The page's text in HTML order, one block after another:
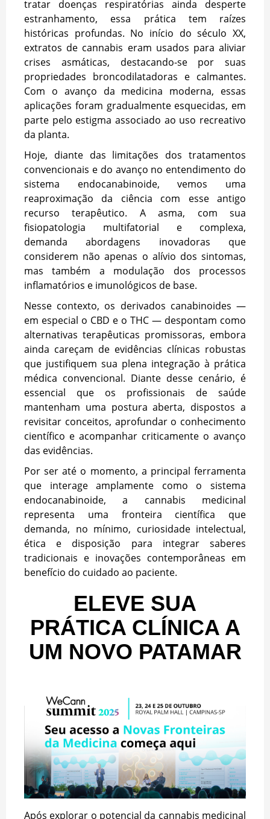
tratar doenças respiratórias ainda desperte
estranhamento, essa prática tem raízes
históricas profundas. No início do século XX,
extratos de cannabis eram usados para aliviar
crises asmáticas, destacando-se por suas
propriedades broncodilatadoras e calmantes.
Com o avanço da medicina moderna, essas
aplicações foram gradualmente esquecidas, em
parte pelo estigma associado ao uso recreativo
da planta.
Hoje, diante das limitações dos tratamentos
convencionais e do avanço no entendimento do
sistema endocanabinoide, vemos uma
reaproximação da ciência com esse antigo
recurso terapêutico. A asma, com sua
fisiopatologia multifatorial e complexa,
demanda abordagens inovadoras que
considerem não apenas o alívio dos sintomas,
mas também a modulação dos processos
inflamatórios e imunológicos de base.
Nesse contexto, os derivados canabinoides —
em especial o CBD e o THC — despontam como
alternativas terapêuticas promissoras, embora
ainda careçam de evidências clínicas robustas
que justifiquem sua plena integração à prática
médica convencional. Diante desse cenário, é
essencial que os profissionais de saúde
mantenham uma postura aberta, dispostos a
revisitar conceitos, aprofundar o conhecimento
científico e acompanhar criticamente o avanço
das evidências.
Por ser até o momento, a principal ferramenta
que interage amplamente como o sistema
endocanabinoide, a cannabis medicinal
representa uma fronteira científica que
demanda, no mínimo, curiosidade intelectual,
ética e disposição para integrar saberes
tradicionais e inovações contemporâneas em
benefício do cuidado ao paciente.
ELEVE SUA
PRÁTICA CLÍNICA A
UM NOVO PATAMAR
Após explorar o potencial da cannabis medicinal